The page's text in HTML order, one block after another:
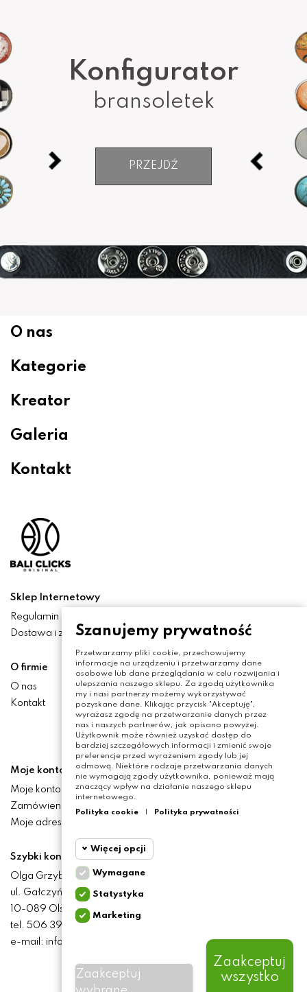
Konfigurator
bransoletek
PRZEJDŹ
O nas
Kategorie
Kreator
Galeria
Kontakt
Sklep Internetowy
Regulamin
Dostawa i zwroty
O firmie
O nas
Kontakt
Moje konto
Moje konto
Zamówienia
Moje adresy
Szybki kontakt
Olga Grzyb STILO
ul. Gałczyńskiego 24
10-089 Olsztyn
tel. 506 393 457
e-mail: info@baliclicksoriginal.pl
BALICLICKS ORIGINAL POLSKA© 2021
Szanujemy prywatność
Przetwarzamy pliki cookie, przechowujemy
informacje na urządzeniu i przetwarzamy dane
osobowe lub dane przeglądania w celu rozwijania i
ulepszania naszego sklepu. Za zgodą użytkownika
my i nasi partnerzy możemy wykorzystywać
pozyskane dane. Klikając przycisk "Akceptuję",
wyrażasz zgodę na przetwarzanie danych przez
nas i naszych partnerów, jak opisano powyżej.
Użytkownik może również uzyskać dostęp do
bardziej szczegółowych informacji i zmienić swoje
preferencje przed wyrażeniem zgody lub jej
odmową. Niektóre rodzaje przetwarzania danych
nie wymagają zgody użytkownika, ponieważ mają
znaczący wpływ na działanie naszego sklepu
internetowego.
Polityka cookie
Polityka prywatności
Więcej opcji
Wymagane
cookie wymagane do
przeglądania witryny i
korzystania z jej
podstawowych funkcji. Te
Cookie
marketingowe
Wymagane
Statystyka
Marketing
Zaakceptuj
Zaakceptuj
wszystko